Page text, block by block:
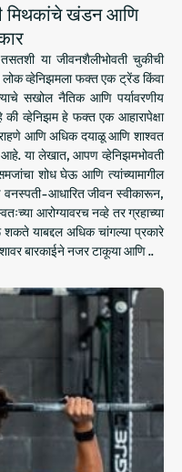
मिथकांचे खंडन आणि
या जीवनशैलीभोवती चुकीची
लोक व्हेनिझमला फक्त एक ट्रेंड किंवा
सखोल नैतिक आणि पर्यावरणीय
व्हेनिझम हे फक्त एक आहारापेक्षा
आणि अधिक दयाळू आणि शाश्वत
आहे. या लेखात, आपण व्हेनिझमभोवती
शोध घेऊ आणि त्यांच्यामागील
आधारित जीवन स्वीकारून,
आरोग्यावरच नव्हे तर ग्रहाच्या
याबद्दल अधिक चांगल्या प्रकारे
बारकाईने नजर टाकूया आणि ..